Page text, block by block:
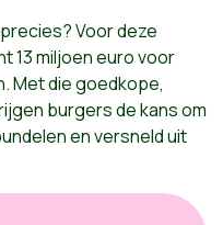
Voor deze
13 miljoen euro voor
Met die goedkope,
burgers de kans om
en versneld uit